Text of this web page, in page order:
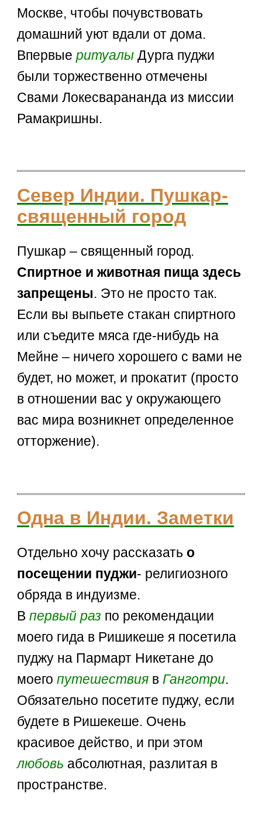
Москве, чтобы почувствовать
домашний уют вдали от дома.
Впервыеритуалы Дурга пуджи
были торжественно отмечены
Свами Локесварананда из миссии
Рамакришны.
Север Индии. Пушкар-
священный город
Пушкар – священный город.
Спиртное и животная пища здесь
запрещены. Это не просто так.
Если вы выпьете стакан спиртного
или съедите мяса где-нибудь на
Мейне – ничего хорошего с вами не
будет, но может, и прокатит (просто
в отношении вас у окружающего
вас мира возникнет определенное
отторжение).
Одна в Индии. Заметки
Отдельно хочу рассказать о
посещении пуджи- религиозного
обряда в индуизме.
Впервый раз по рекомендации
моего гида в Ришикеше я посетила
пуджу на Пармарт Никетане до
моегопутешествия в Ганготри.
Обязательно посетите пуджу, если
будете в Ришекеше. Очень
красивое действо, и при этом
любовь абсолютная, разлитая в
пространстве.